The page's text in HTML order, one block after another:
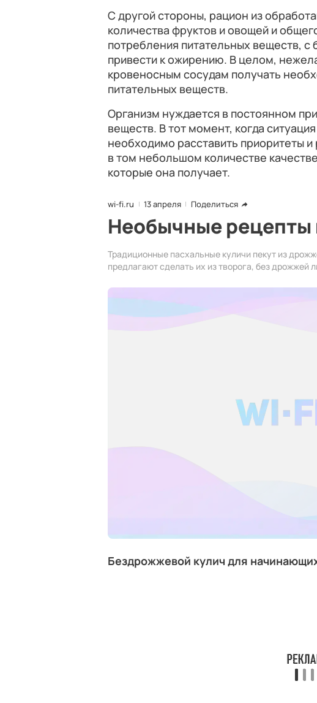
С другой стороны, рацион из
количества фруктов и овощей и
потребления питательных веществ,
привести к ожирению. В целом,
кровеносным сосудам получать
питательных веществ.
Организм нуждается в постоянном
веществ. В тот момент, когда
необходимо расставить приоритеты
в том небольшом количестве
которые она получает.
wi-fi.ru 13 апреля Поделиться
Необычные рецепты
Традиционные пасхальные куличи пекут из
предлагают сделать их из творога, без дрожжей
Бездрожжевой кулич для